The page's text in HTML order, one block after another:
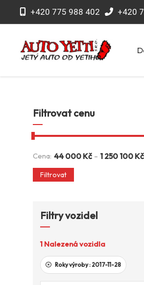
+420 775 988 402 +420
Filtrovat cenu
Cena: 44 000 Kč - 1 250 100 Kč
Filtrovat
Filtry vozidel
1 Nalezená vozidla
Roky výroby : 2017-11-28